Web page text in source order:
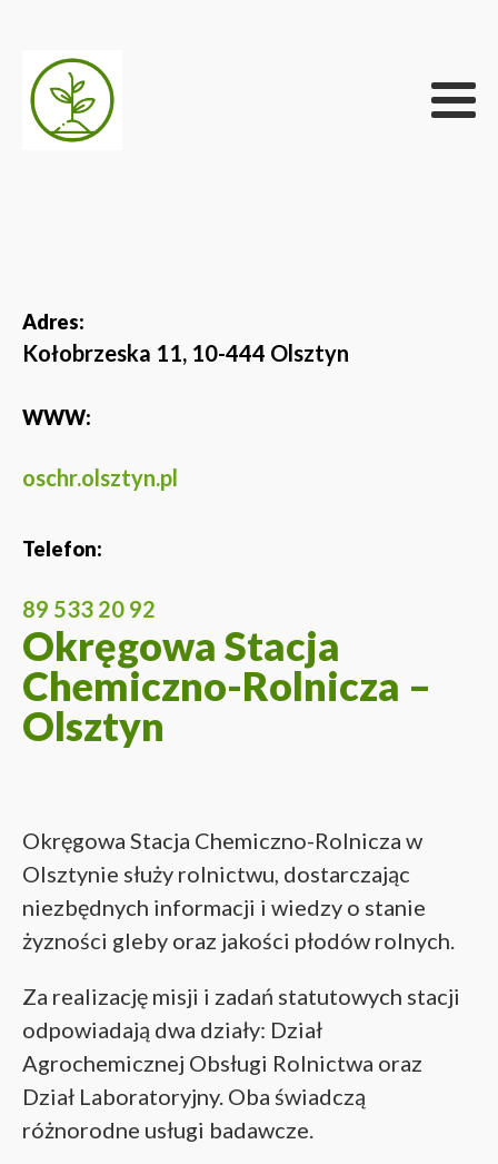
Adres:
Kołobrzeska 11, 10-444 Olsztyn
WWW:
oschr.olsztyn.pl
Telefon:
89 533 20 92
Okręgowa Stacja
Chemiczno-Rolnicza –
Olsztyn
Okręgowa Stacja Chemiczno-Rolnicza w
Olsztynie służy rolnictwu, dostarczając
niezbędnych informacji i wiedzy o stanie
żyzności gleby oraz jakości płodów rolnych.
Za realizację misji i zadań statutowych stacji
odpowiadają dwa działy: Dział
Agrochemicznej Obsługi Rolnictwa oraz
Dział Laboratoryjny. Oba świadczą
różnorodne usługi badawcze.